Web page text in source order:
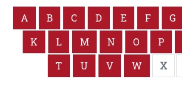
A B C D E F G
K
L M N O P
T
U V W X